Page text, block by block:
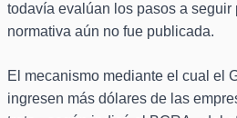
todavía evalúan los pasos a seguir
normativa aún no fue publicada.
El mecanismo mediante el cual el
ingresen más dólares de las